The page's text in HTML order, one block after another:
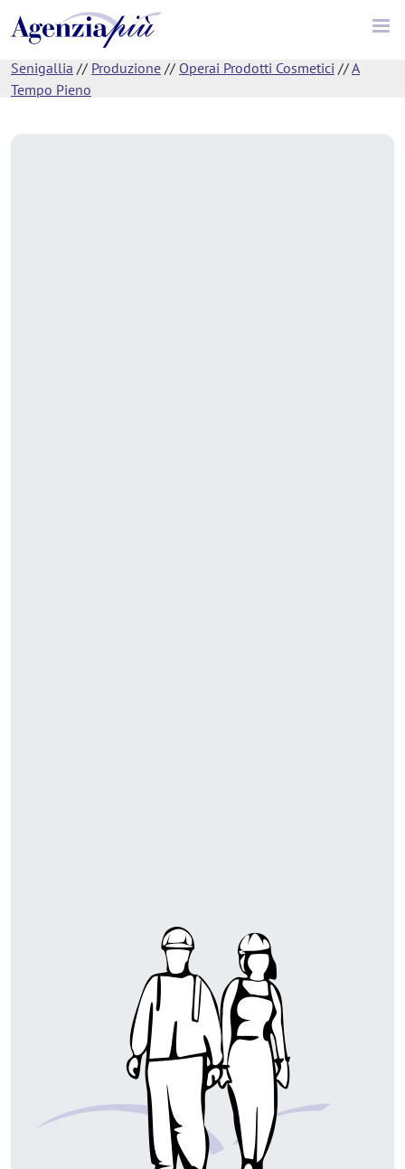
Senigallia // Produzione // Operai Prodotti Cosmetici //A
Tempo Pieno